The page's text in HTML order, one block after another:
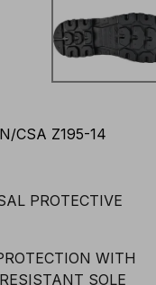
CSA Z195-14